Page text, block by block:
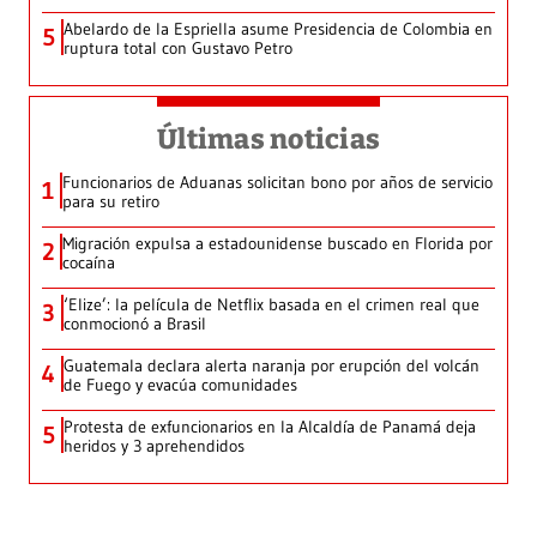
5 Abelardo de la Espriella asume Presidencia de Colombia en
ruptura total con Gustavo Petro
Últimas noticias
1 Funcionarios de Aduanas solicitan bono por años de servicio
para su retiro
2 Migración expulsa a estadounidense buscado en Florida por
cocaína
3 ‘Elize’: la película de Netflix basada en el crimen real que
conmocionó a Brasil
4 Guatemala declara alerta naranja por erupción del volcán
de Fuego y evacúa comunidades
5 Protesta de exfuncionarios en la Alcaldía de Panamá deja
heridos y 3 aprehendidos